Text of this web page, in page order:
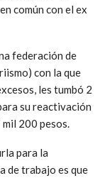
común con el ex
federación de
con la que
les tumbó 2
su reactivación
200 pesos.
para la
de trabajo es que